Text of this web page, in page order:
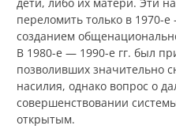
дети, либо их матери. Эти
переломить только в 1970-
созданием
В 1980-е — 1990-е гг. был
позволивших значительно
насилия, однако вопрос о
совершенствовании
открытым.